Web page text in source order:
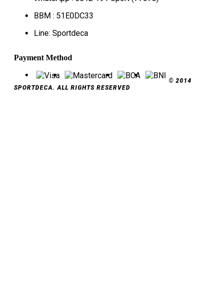
BBM : 51E0DC33
Line: Sportdeca
Payment Method
© 2014
SPORTDECA. ALL RIGHTS RESERVED